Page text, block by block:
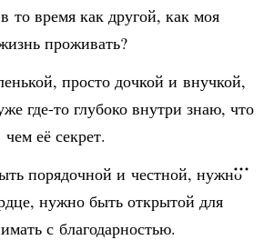
то время как другой, как моя
проживать?
просто дочкой и внучкой,
где-то глубоко внутри знаю, что
её секрет.
порядочной и честной, нужно
нужно быть открытой для
с благодарностью.